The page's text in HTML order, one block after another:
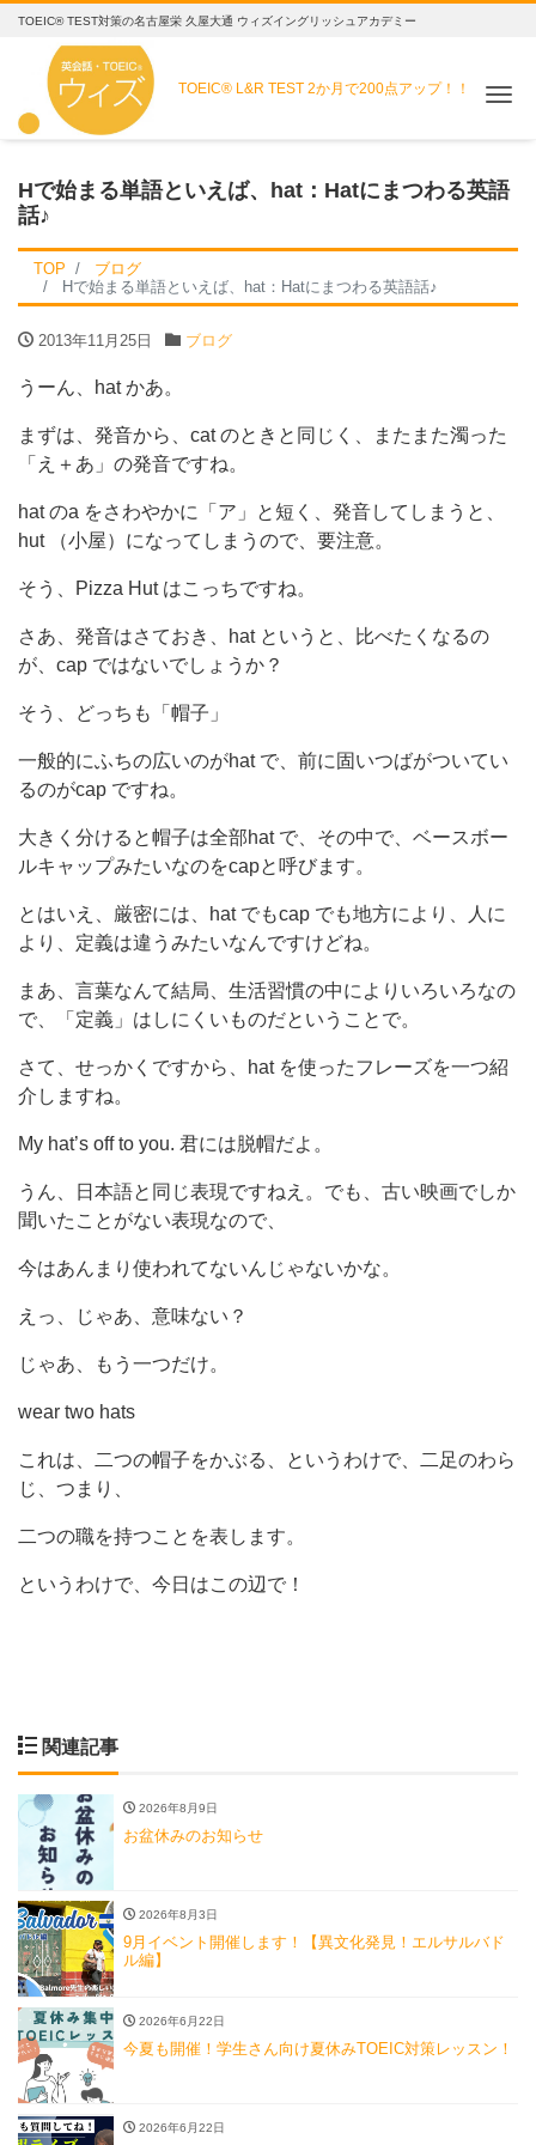
TOEIC® TEST対策の名古屋栄 久屋大通 ウィズイングリッシュアカデミー
TOEIC® L&R TEST2か月で200点アップ！！
Hで始まる単語といえば、hat：Hatにまつわる英語
話♪
TOP
ブログ
Hで始まる単語といえば、hat：Hatにまつわる英語話♪
2013年11月25日 ブログ
うーん、hat かあ。
まずは、発音から、cat のときと同じく、またまた濁った
「え＋あ」の発音ですね。
hat のa をさわやかに「ア」と短く、発音してしまうと、
hut （小屋）になってしまうので、要注意。
そう、Pizza Hut はこっちですね。
さあ、発音はさておき、hat というと、比べたくなるの
が、cap ではないでしょうか？
そう、どっちも「帽子」
一般的にふちの広いのがhat で、前に固いつばがついてい
るのがcap ですね。
大きく分けると帽子は全部hat で、その中で、ベースボー
ルキャップみたいなのをcapと呼びます。
とはいえ、厳密には、hat でもcap でも地方により、人に
より、定義は違うみたいなんですけどね。
まあ、言葉なんて結局、生活習慣の中によりいろいろなの
で、「定義」はしにくいものだということで。
さて、せっかくですから、hat を使ったフレーズを一つ紹
介しますね。
My hat’s off to you. 君には脱帽だよ。
うん、日本語と同じ表現ですねえ。でも、古い映画でしか
聞いたことがない表現なので、
今はあんまり使われてないんじゃないかな。
えっ、じゃあ、意味ない？
じゃあ、もう一つだけ。
wear two hats
これは、二つの帽子をかぶる、というわけで、二足のわら
じ、つまり、
二つの職を持つことを表します。
というわけで、今日はこの辺で！
関連記事
2026年8月9日
お盆休みのお知らせ
2026年8月3日
9月イベント開催します！【異文化発見！エルサルバド
ル編】
2026年6月22日
今夏も開催！学生さん向け夏休みTOEIC対策レッスン！
2026年6月22日